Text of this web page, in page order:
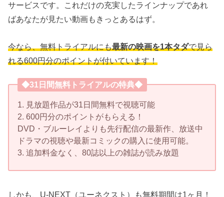
サービスです。これだけの充実したラインナップであれ
ばあなたが見たい動画もきっとあるはず。
今なら、無料トライアルにも最新の映画を1本タダで見ら
れる600円分のポイントが付いています！
◆31日間無料トライアルの特典◆
1. 見放題作品が31日間無料で視聴可能
2. 600円分のポイントがもらえる！
DVD・ブルーレイよりも先行配信の最新作、放送中
ドラマの視聴や最新コミックの購入に使用可能。
3. 追加料金なく、80誌以上の雑誌が読み放題
しかも、U-NEXT（ユーネクスト）も無料期間は1ヶ月！